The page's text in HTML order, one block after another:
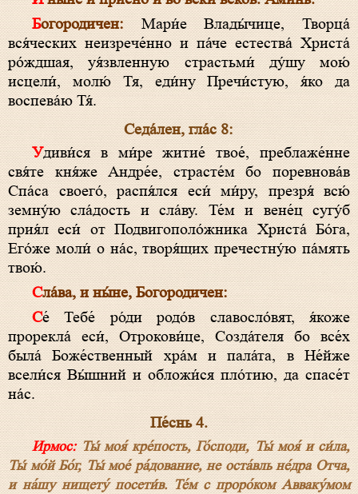
Богородичен: Мари́е Влады́чице, Творца́
вся́ческих неизрече́нно и па́че естества́ Христа́
ро́ждшая, уя́звленную страстьми́ ду́шу мою́
исцели́, молю́ Тя, еди́ну Пречи́стую, я́ко да
воспева́ю Тя́.
Седа́лен, гла́с 8:
Удиви́ся в ми́ре житие́ твое́, преблаже́нне
свя́те кня́же Андре́е, страсте́м бо поревнова́в
Спа́са своего́, распя́лся еси́ ми́ру, презря́ всю́
земну́ю сла́дость и сла́ву. Те́м и вене́ц сугу́б
прия́л еси́ от Подвигополо́жника Христа́ Бо́га,
Его́же моли́ о на́с, творя́щих пречестну́ю па́мять
твою́.
Сла́ва, и ны́не, Богородичен:
Се́ Тебе́ ро́ди родо́в славосло́вят, я́коже
прорекла́ еси́, Отрокови́це, Созда́теля бо все́х
была́ Боже́ственный хра́м и пала́та, в Не́йже
всели́ся Вы́шний и обложи́ся пло́тию, да спасе́т
на́с.
Пе́снь 4.
Ирмос:Ты́ моя́ кре́пость, Го́споди, Ты́ моя́ и си́ла,
Ты́ мо́й Бо́г, Ты́ мое́ ра́дование, не оста́вль не́дра Отча,
и на́шу нищету́ посети́в. Те́м с проро́ком Авваку́мом